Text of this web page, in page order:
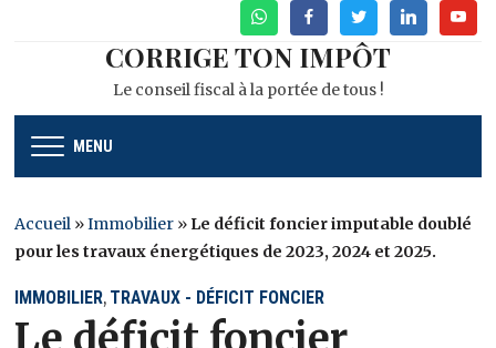
WhatsAppFacebookTwitterLinkedin
CORRIGE TON IMPÔT
Le conseil fiscal à la portée de tous !
MENU
Accueil »Immobilier » Le déficit foncier imputable doublé
pour les travaux énergétiques de 2023, 2024 et 2025.
IMMOBILIER, TRAVAUX - DÉFICIT FONCIER